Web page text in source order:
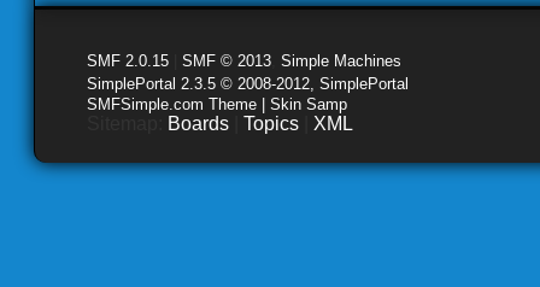
SMF 2.0.15 SMF © 2013 Simple Machines
SimplePortal 2.3.5 © 2008-2012, SimplePortal
SMFSimple.com Theme | Skin Samp
Boards Topics XML